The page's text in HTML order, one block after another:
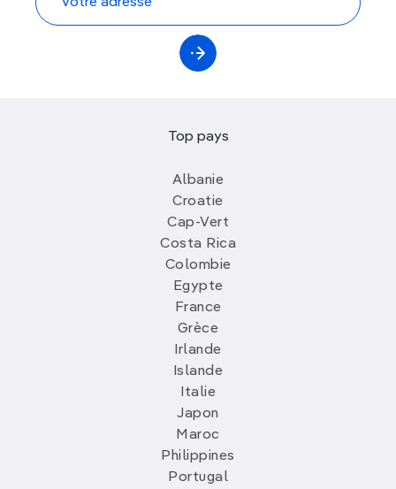
Top pays
Albanie
Croatie
Cap-Vert
Costa Rica
Colombie
Egypte
France
Grèce
Irlande
Islande
Italie
Japon
Maroc
Philippines
Portugal